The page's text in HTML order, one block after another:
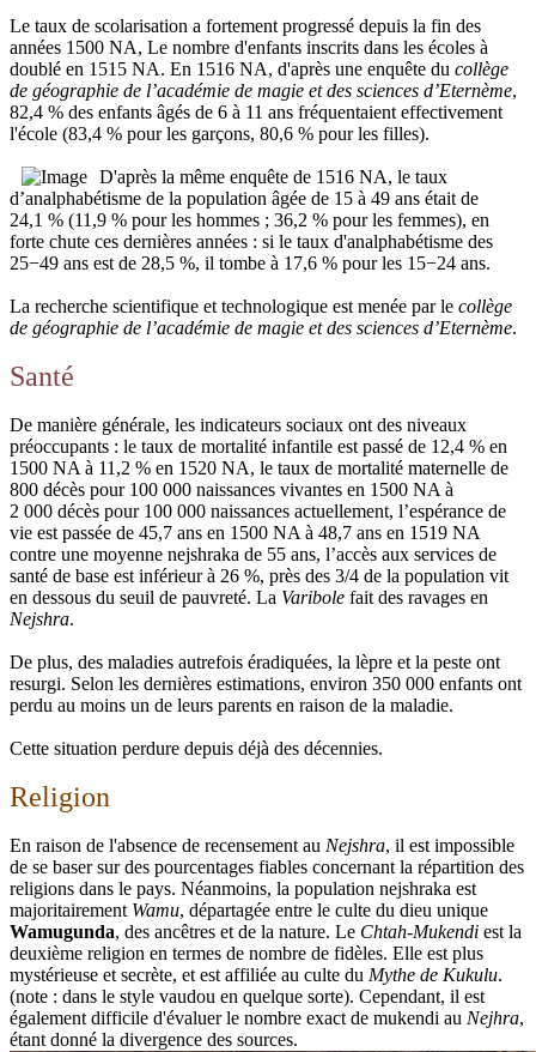
Le taux de scolarisation a fortement progressé depuis la fin des
années 1500 NA, Le nombre d'enfants inscrits dans les écoles à
doublé en 1515 NA. En 1516 NA, d'après une enquête du collège
de géographie de l’académie de magie et des sciences d’Eternème,
82,4 % des enfants âgés de 6 à 11 ans fréquentaient effectivement
l'école (83,4 % pour les garçons, 80,6 % pour les filles).
D'après la même enquête de 1516 NA, le taux
d’analphabétisme de la population âgée de 15 à 49 ans était de
24,1 % (11,9 % pour les hommes ; 36,2 % pour les femmes), en
forte chute ces dernières années : si le taux d'analphabétisme des
25−49 ans est de 28,5 %, il tombe à 17,6 % pour les 15−24 ans.
La recherche scientifique et technologique est menée par le collège
de géographie de l’académie de magie et des sciences d’Eternème.
Santé
De manière générale, les indicateurs sociaux ont des niveaux
préoccupants : le taux de mortalité infantile est passé de 12,4 % en
1500 NA à 11,2 % en 1520 NA, le taux de mortalité maternelle de
800 décès pour 100 000 naissances vivantes en 1500 NA à
2 000 décès pour 100 000 naissances actuellement, l’espérance de
vie est passée de 45,7 ans en 1500 NA à 48,7 ans en 1519 NA
contre une moyenne nejshraka de 55 ans, l’accès aux services de
santé de base est inférieur à 26 %, près des 3/4 de la population vit
en dessous du seuil de pauvreté. La Varibole fait des ravages en
Nejshra.
De plus, des maladies autrefois éradiquées, la lèpre et la peste ont
resurgi. Selon les dernières estimations, environ 350 000 enfants ont
perdu au moins un de leurs parents en raison de la maladie.
Cette situation perdure depuis déjà des décennies.
Religion
En raison de l'absence de recensement au Nejshra, il est impossible
de se baser sur des pourcentages fiables concernant la répartition des
religions dans le pays. Néanmoins, la population nejshraka est
majoritairement Wamu, départagée entre le culte du dieu unique
Wamugunda, des ancêtres et de la nature. Le Chtah-Mukendi est la
deuxième religion en termes de nombre de fidèles. Elle est plus
mystérieuse et secrète, et est affiliée au culte du Mythe de Kukulu.
(note : dans le style vaudou en quelque sorte). Cependant, il est
également difficile d'évaluer le nombre exact de mukendi au Nejhra,
étant donné la divergence des sources.